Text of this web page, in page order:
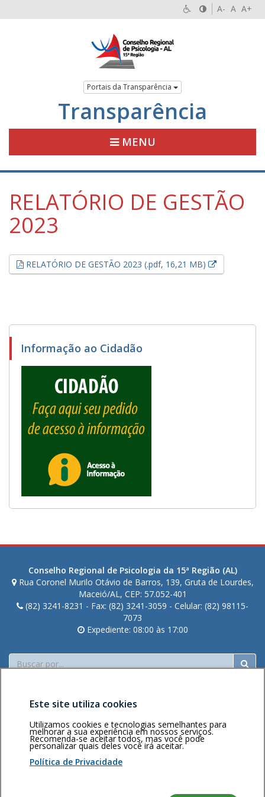
A- A A+
Portais da Transparência
Transparência
MENU
RELATÓRIO DE GESTÃO
2023
RELATÓRIO DE GESTÃO 2023 (.pdf, 16,21 MB) Esse link
Informação ao Cidadão
Conselho Regional de Psicologia da 15ª Região (AL)
Rua Coronel Murilo Otávio de Barros, 139, Gruta de Lourdes,
Maceió/AL, CEP: 57.052-401
(82) 3241-8231 - Fax: (82) 3241-3059 - Celular: (82) 98115-
7073
Expediente: 08:00 às 17:00
Buscar
Área restritaPolítica de
privacidadePersonalização
de cookies
Este site utiliza cookies
Utilizamos cookies e tecnologias semelhantes para
melhorar a sua experiência em nossos serviços.
Recomenda-se aceitar todos, mas você pode
personalizar quais deles você irá aceitar.
Política de Privacidade